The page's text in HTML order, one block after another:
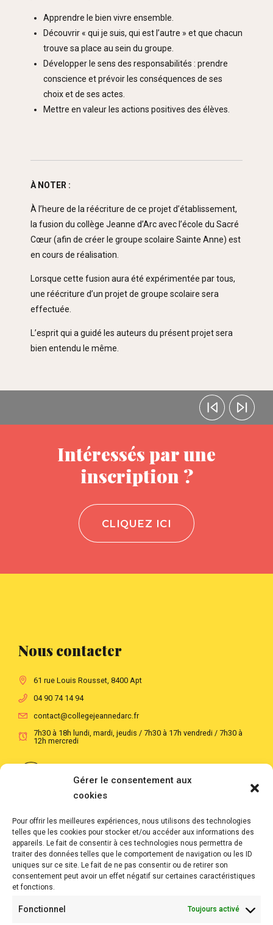
Gérer le consentement aux
cookies
Pour offrir les meilleures expériences, nous utilisons des technologies
telles que les cookies pour stocker et/ou accéder aux informations des
appareils. Le fait de consentir à ces technologies nous permettra de
traiter des données telles que le comportement de navigation ou les ID
uniques sur ce site. Le fait de ne pas consentir ou de retirer son
consentement peut avoir un effet négatif sur certaines caractéristiques
et fonctions.
Fonctionnel Toujours activé
Apprendre le bien vivre ensemble.
Découvrir « qui je suis, qui est l’autre » et que chacun
trouve sa place au sein du groupe.
Développer le sens des responsabilités : prendre
conscience et prévoir les conséquences de ses
choix et de ses actes.
Mettre en valeur les actions positives des élèves.
À NOTER :
À l’heure de la réécriture de ce projet d’établissement,
la fusion du collège Jeanne d’Arc avec l’école du Sacré
Cœur (afin de créer le groupe scolaire Sainte Anne) est
en cours de réalisation.
Lorsque cette fusion aura été expérimentée par tous,
une réécriture d’un projet de groupe scolaire sera
effectuée.
L’esprit qui a guidé les auteurs du présent projet sera
bien entendu le même.
Intéressés par une
inscription ?
CLIQUEZ ICI
Nous contacter
61 rue Louis Rousset, 8400 Apt
04 90 74 14 94
contact@collegejeannedarc.fr
7h30 à 18h lundi, mardi, jeudis / 7h30 à 17h vendredi / 7h30 à
12h mercredi
Liens rapides...
École Directe
École du Sacré Cœur
Direction diocésaine